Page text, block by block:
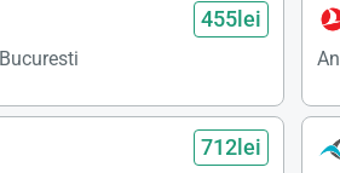
455lei
Bucuresti
712lei